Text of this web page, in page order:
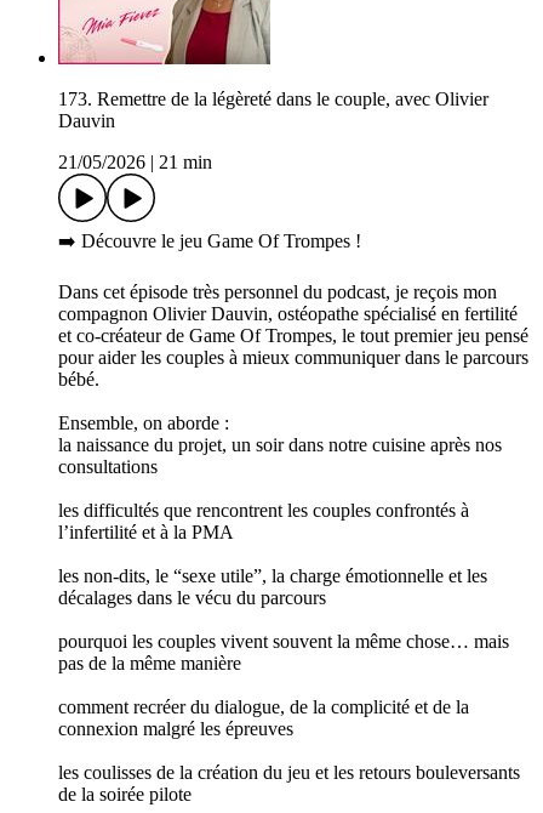
173. Remettre de la légèreté dans le couple, avec Olivier
Dauvin
21/05/2026
21 min
➡️ Découvre le jeu Game Of Trompes !
Dans cet épisode très personnel du podcast, je reçois mon
compagnon Olivier Dauvin, ostéopathe spécialisé en fertilité
et co-créateur de Game Of Trompes, le tout premier jeu pensé
pour aider les couples à mieux communiquer dans le parcours
bébé.
Ensemble, on aborde :
la naissance du projet, un soir dans notre cuisine après nos
consultations
les difficultés que rencontrent les couples confrontés à
l’infertilité et à la PMA
les non-dits, le “sexe utile”, la charge émotionnelle et les
décalages dans le vécu du parcours
pourquoi les couples vivent souvent la même chose… mais
pas de la même manière
comment recréer du dialogue, de la complicité et de la
connexion malgré les épreuves
les coulisses de la création du jeu et les retours bouleversants
de la soirée pilote